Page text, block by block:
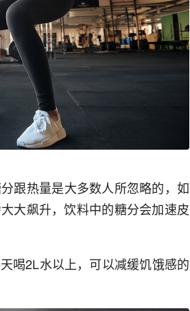
跟热量是大多数人所忽略的，如
大飙升，饮料中的糖分会加速皮
喝2L水以上，可以减缓饥饿感的